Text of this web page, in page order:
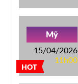
HOT
Mỹ
15/04/2026
11h00